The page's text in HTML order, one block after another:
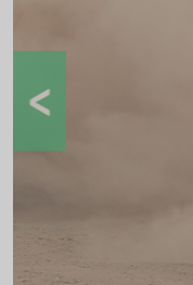
DRM
Diverses
FOTOS
VIDEOS